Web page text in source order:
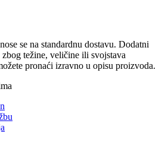
se na standardnu ​​dostavu. Dodatni
težine, veličine ili svojstava
pronaći izravno u opisu proizvoda.